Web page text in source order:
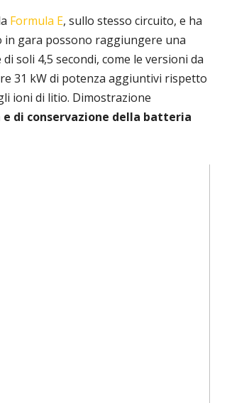
Formula E, sullo stesso circuito, e ha
in gara possono raggiungere una
soli 4,5 secondi, come le versioni da
31 kW di potenza aggiuntivi rispetto
ioni di litio. Dimostrazione
di conservazione della batteria